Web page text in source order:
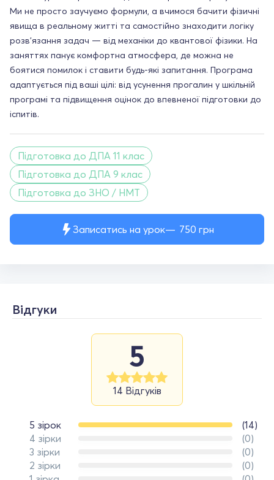
Записатись на урок 750 грн
Ми не просто заучуємо формули, а вчимося бачити фізичні
явища в реальному житті та самостійно знаходити логіку
розв'язання задач — від механіки до квантової фізики. На
заняттях панує комфортна атмосфера, де можна не
боятися помилок і ставити будь-які запитання. Програма
адаптується під ваші цілі: від усунення прогалин у шкільній
програмі та підвищення оцінок до впевненої підготовки до
іспитів.
Підготовка до ДПА 11 клас
Підготовка до ДПА 9 клас
Підготовка до ЗНО / НМТ
Відгуки
5
14 Відгуків
5 зірок
(14)
4 зірки
(0)
3 зірки
(0)
2 зірки
(0)